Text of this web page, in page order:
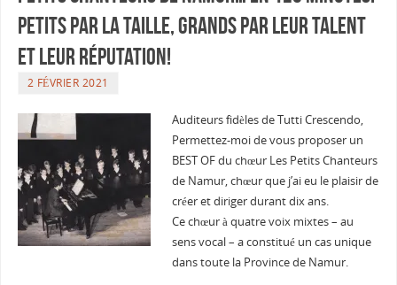
Petits par la taille, grands par leur talent
et leur réputation!
2 FÉVRIER 2021
Auditeurs fidèles de Tutti Crescendo,
Permettez-moi de vous proposer un
BEST OF du chœur Les Petits Chanteurs
de Namur, chœur que j’ai eu le plaisir de
créer et diriger durant dix ans.
Ce chœur à quatre voix mixtes – au
sens vocal – a constitué un cas unique
dans toute la Province de Namur.